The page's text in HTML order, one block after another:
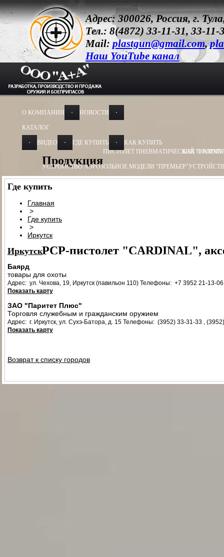
Адрес: 300026, Россия, г.
Тел.: 8(4872) 33-11-31, 33-11-
Mail: plastgun@gmail.com,
Наш YouTube канал
О КОМПАНИИ НОВОСТИ
КАТАЛОГ
Продукция
ПИСТОЛЕТ ПНЕВМАТИЧЕСКИЙ
УСТРОЙСТВО АЭРОЗОЛЬНОЕ МОДЕЛИ "ПРЕМЬЕР"
PCP-пистолет "CARDINAL",
ЭЛЕКТРОПРИКЛАДПРИКЛАД НЕЗАПРАВЛЯЕМЫЙ В СБОРЕ
ПРИКЛАД - КОЛБА С РЕДУКТОРОМ ПОПЕРЕЧНЫМ В СБОРЕ
РЕДУКТОР ПОПЕРЕЧНЫЙ
СТВОЛ - 320МАГАЗИНМАГАЗИН СО СТАЛЬНЫМИ
КОМПЛЕКТ УПЛОТНИТЕЛЬНЫХ КОЛЕЦ
ВИДЕО ГДЕ КУПИТЬ
КАК КУПИТЬ
КАК
Где купить
Главная
>
Где купить
>
Иркутск
Иркутск
Баярд
товары для охоты
Адрес: ул. Чехова, 19, Иркутск (павильон 110) Телефоны: +7 3952 21‑13-06
Показать карту
ЗАО "Паритет Плюс"
Торговля служебным и гражданским оружием
Адрес: г. Иркутск, ул. Сухэ-Батора, д. 15 Телефоны: (3952) 33-31-33 ,
Показать карту
Возврат к списку городов